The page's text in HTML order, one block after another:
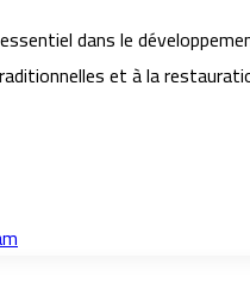
dans le
et à la